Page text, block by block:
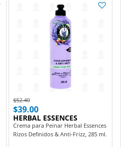
Price reduced from
$52.40to
$39.00
HERBAL ESSENCES
Crema para Peinar Herbal Essences
Rizos Definidos & Anti-Frizz, 285 ml.